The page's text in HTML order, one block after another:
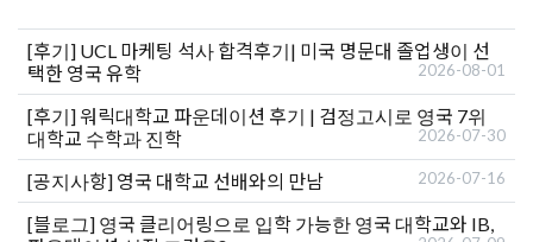
[후기] UCL 마케팅 석사 합격후기| 미국 명문대 졸업생이 선
택한 영국 유학
2026-08-01
[후기] 워릭대학교 파운데이션 후기 | 검정고시로 영국 7위
대학교 수학과 진학
2026-07-30
[공지사항] 영국 대학교 선배와의 만남 2026-07-16
[블로그] 영국 클리어링으로 입학 가능한 영국 대학교와 IB,